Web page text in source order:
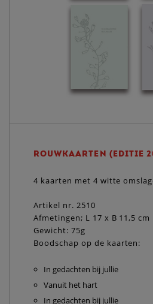
ROUWKAARTEN (EDITIE
4 kaarten met 4 witte
Artikel nr. 2510
Afmetingen; L 17 x B 11,5 cm
Gewicht: 75g
Boodschap op de kaarten:
In gedachten bij jullie
Vanuit het hart
In gedachten bij jullie